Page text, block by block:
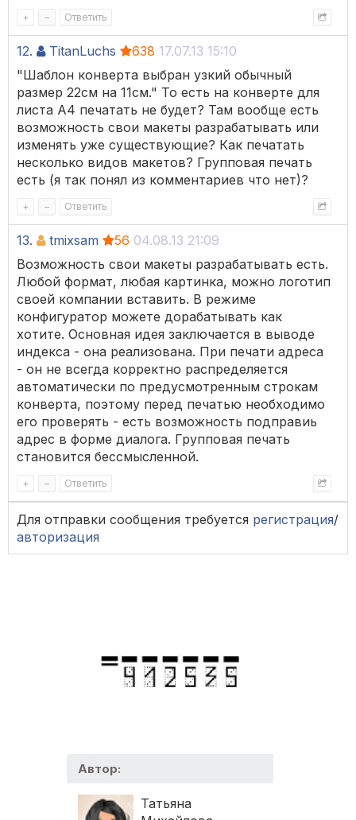
+ – Ответить
12. TitanLuchs 638 17.07.13 15:10
"Шаблон конверта выбран узкий обычный
размер 22см на 11см." То есть на конверте для
листа А4 печатать не будет? Там вообще есть
возможность свои макеты разрабатывать или
изменять уже существующие? Как печатать
несколько видов макетов? Групповая печать
есть (я так понял из комментариев что нет)?
+ – Ответить
13. tmixsam 56 04.08.13 21:09
Возможность свои макеты разрабатывать есть.
Любой формат, любая картинка, можно логотип
своей компании вставить. В режиме
конфигуратор можете дорабатывать как
хотите. Основная идея заключается в выводе
индекса - она реализована. При печати адреса
- он не всегда корректно распределяется
автоматически по предусмотренным строкам
конверта, поэтому перед печатью необходимо
его проверять - есть возможность подправиь
адрес в форме диалога. Групповая печать
становится бессмысленной.
+ – Ответить
Для отправки сообщения требуется регистрация/
авторизация
Автор:
Татьяна